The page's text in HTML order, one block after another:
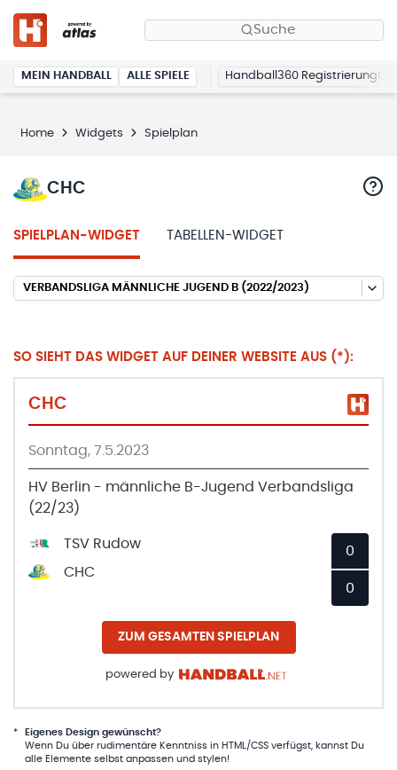
Suche
MEIN HANDBALL ALLE SPIELE Handball360 Registrierung
Home Widgets Spielplan
CHC
SPIELPLAN-WIDGET TABELLEN-WIDGET
VERBANDSLIGA MÄNNLICHE JUGEND B (2022/2023)
SO SIEHT DAS WIDGET AUF DEINER WEBSITE AUS (*):
CHC
Sonntag, 7.5.2023
HV Berlin - männliche B-Jugend Verbandsliga
(22/23)
TSV Rudow
CHC
0
0
ZUM GESAMTEN SPIELPLAN
powered by
*
Eigenes Design gewünscht?
Wenn Du über rudimentäre Kenntniss in HTML/CSS verfügst, kannst Du
alle Elemente selbst anpassen und stylen!